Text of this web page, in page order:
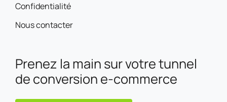
Confidentialité
Nous contacter
Prenez la main sur votre tunnel
de conversion e-commerce